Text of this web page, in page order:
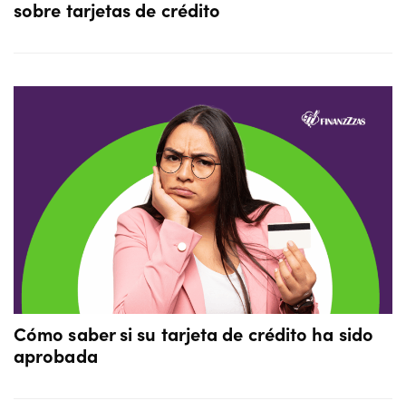
sobre tarjetas de crédito
Cómo saber si su tarjeta de crédito ha sido
aprobada